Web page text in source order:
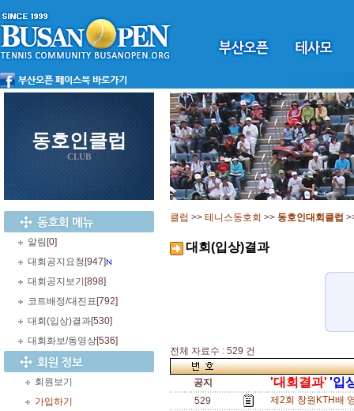
동호인클럽
CLUB
알림 [0]
대회공지요청 [947]
대회공지보기 [898]
코트배정/대진표 [792]
대회(입상)결과[530]
대회화보/동영상[536]
회원보기
가입하기
클럽 >> 테니스동호회 >> 동호인대회클럽
대회(입상)결과
전체 자료수 : 529 건
공지 '대회결과' '입
529
제2회 창원KTH배